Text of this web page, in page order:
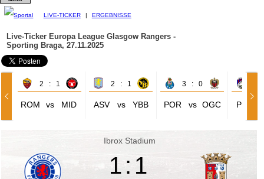
LIVE-TICKER | ERGEBNISSE
Live-Ticker Europa League Glasgow Rangers -
Sporting Braga, 27.11.2025
2 : 1
ROM vs MID
2 : 1
ASV vs YBB
3 : 0
POR vs OGC PLZ
Ibrox Stadium
1:1